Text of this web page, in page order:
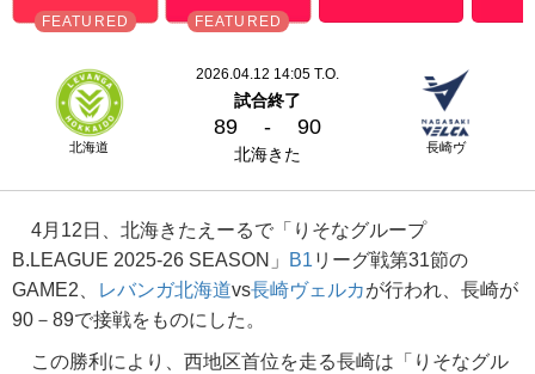
北海道
2026.04.12 14:05 T.O.
試合終了
89 - 90
北海きた 長崎ヴ
4月12日、北海きたえーるで「りそなグループ
B.LEAGUE 2025-26 SEASON」
B1 リーグ戦第31節の
GAME2、
レバンガ北海道vs長崎ヴェルカが行われ、長崎が
90－89で接戦をものにした。
この勝利により、西地区首位を走る長崎は「りそなグル